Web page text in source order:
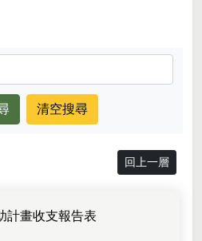
回上一層
計畫收支報告表